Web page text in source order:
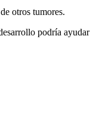
otros tumores.
podrí­a ayudar